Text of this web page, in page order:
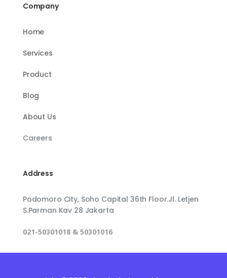
Company
Home
Services
Product
Blog
About Us
Careers
Address
Podomoro City, Soho Capital 36th Floor.Jl. Letjen
S.Parman Kav 28 Jakarta
021-50301018 & 50301016